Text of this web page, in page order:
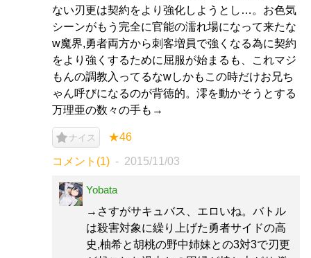
ない刃更は契約をより強化しようとし…。お色気
シーンがもう完全に官能の濡れ場になって来たな
w魔界,勇者両方から刺客増員で強くなる為に契約
をより強くするために屈服が始まるも、これマジ
もんの調教入ってるなwしかもこの時だけお兄ち
ゃん呼びになるのが背徳的。澪を動かそうとする
万理亜の数々の手も→
ナイス ★46
コメント(1) 2015/11/03
Yobata
→さすがサキュバス、エロいね。バトル
は殺害対象に繰り上げた勇者サイドの高
史,柚希と胡桃の野中姉妹との3対3で刃更